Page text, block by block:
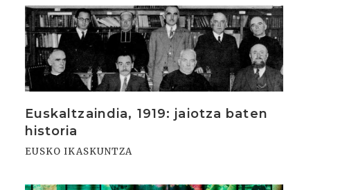
Euskaltzaindia, 1919: jaiotza baten
historia
EUSKO IKASKUNTZA
Irakurri